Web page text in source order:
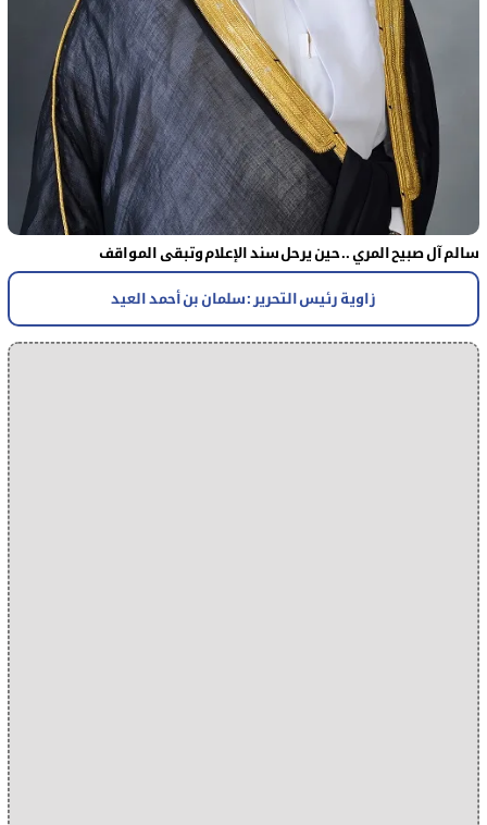
سالم آل صبيح المري .. حين يرحل سند الإعلام وتبقى المواقف
زاوية رئيس التحرير : سلمان بن أحمد العيد